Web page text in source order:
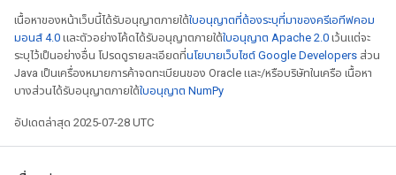
เนื้อหาของหน้าเว็บนี้ได้รับอนุญาตภายใต้ใบอนุญาตที่ต้องระบุที่มาของครีเอทีฟคอม
มอนส์ 4.0 และตัวอย่างโค้ดได้รับอนุญาตภายใต้ใบอนุญาต Apache 2.0 เว้นแต่จะ
ระบุไว้เป็นอย่างอื่น โปรดดูรายละเอียดที่นโยบายเว็บไซต์ Google Developers ส่วน
Java เป็นเครื่องหมายการค้าจดทะเบียนของ Oracle และ/หรือบริษัทในเครือ เนื้อหา
บางส่วนได้รับอนุญาตภายใต้ใบอนุญาต NumPy
อัปเดตล่าสุด 2025-07-28 UTC